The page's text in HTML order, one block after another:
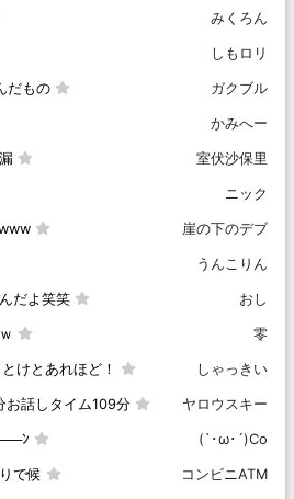
みくろん
しもロリ
だもの ガクブル
かみへー
室伏沙保里
ニック
崖の下のデブ
うんこりん
だよ笑笑 おし
零
けとあれほど！ しゃっきい
お話しタイム109分 ヤロウスキー
ﾝ (`･ω･´)Co
で候 コンビニATM